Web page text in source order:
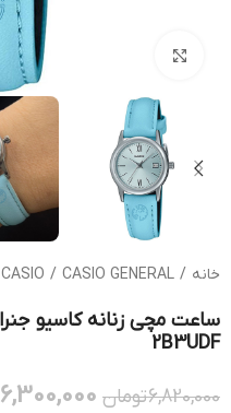
خانه /
CASIO / CASIO GENERAL
2B3UDF
6,820,000تومان 6,300,000